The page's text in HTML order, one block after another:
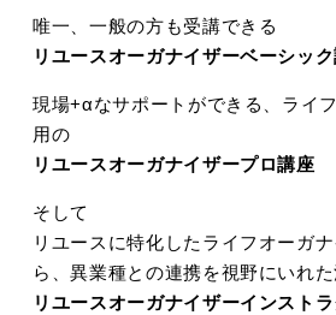
唯一、一般の方も受講できる
リユースオーガナイザーベーシッ
現場+αなサポートができる、ライ
用の
リユースオーガナイザープロ講座
そして
リユースに特化したライフオーガ
ら、異業種との連携を視野にいれ
リユースオーガナイザーインスト